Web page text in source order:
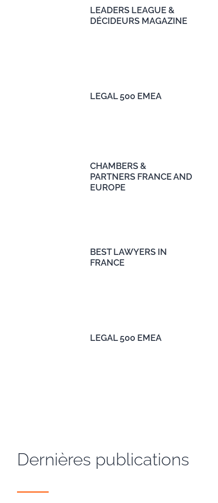
LEADERS LEAGUE &
DÉCIDEURS MAGAZINE
LEGAL 500 EMEA
CHAMBERS &
PARTNERS FRANCE AND
EUROPE
BEST LAWYERS IN
FRANCE
LEGAL 500 EMEA
Dernières publications